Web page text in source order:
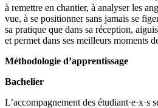
à remettre en chantier, à analyser les
vue, à se positionner sans jamais se
sa pratique que dans sa réception,
et permet dans ses meilleurs moments
Méthodologie d’apprentissage
Bachelier
L’accompagnement des étudiant·e·x·s